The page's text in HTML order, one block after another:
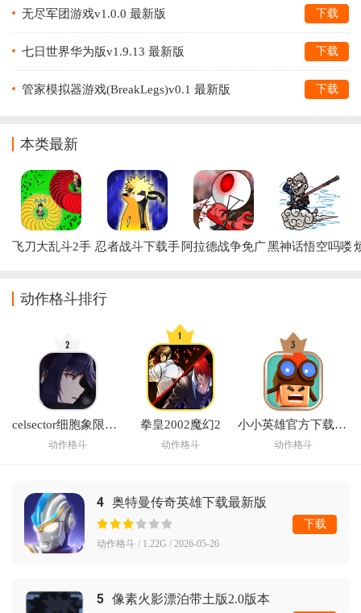
无尽军团游戏v1.0.0 最新版 下载
七日世界华为版v1.9.13 最新版 下载
管家模拟器游戏(BreakLegs)v0.1 最新版 下载
本类最新
飞刀大乱斗2手 忍者战斗下载手 阿拉德战争免广黑神话悟空吗喽
动作格斗排行
celsector细胞象限最新版
动作格斗
拳皇2002魔幻2
动作格斗
小小英雄官方下载正版
动作格斗
4 奥特曼传奇英雄下载最新版
动作格斗 / 1.22G / 2026-05-26
下载
5 像素火影漂泊带土版2.0版本